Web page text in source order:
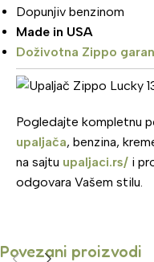
Dopunjiv benzinom
Made in USA
Doživotna Zippo
Pogledajte kompletnu
upaljača, benzina,
na sajtu upaljaci.rs/ i
odgovara Vašem stilu.
Povezani proizvodi